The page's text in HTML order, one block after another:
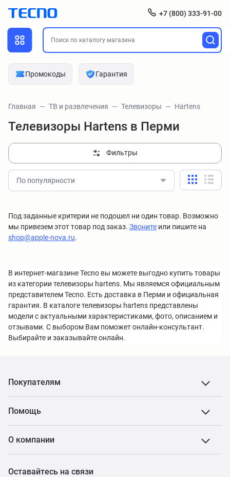
+7 (800) 333-91-00
Промокоды Гарантия
Главная ТВ и развлечения Телевизоры Hartens
Телевизоры Hartens в Перми
Фильтры
По популярности
Под заданные критерии не подошел ни один товар. Возможно
мы привезем этот товар под заказ. Звоните или пишите на
shop@apple-nova.ru.
В интернет-магазине Tecno вы можете выгодно купить товары
из категории телевизоры hartens. Мы являемся официальным
представителем Tecno. Есть доставка в Перми и официальная
гарантия. В каталоге телевизоры hartens представлены
модели с актуальными характеристиками, фото, описанием и
отзывами. С выбором Вам поможет онлайн-консультант.
Выбирайте и заказывайте онлайн.
Покупателям
Помощь
О компании
Оставайтесь на связи